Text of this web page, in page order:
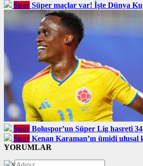
Spor Süper maçlar var! İşte Dünya
Spor Boluspor’un Süper Lig hasreti
Spor Kenan Karaman’ın ümidi ulusal
YORUMLAR